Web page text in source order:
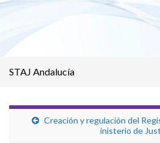
STAJ Andalucía
Creación y regulación del